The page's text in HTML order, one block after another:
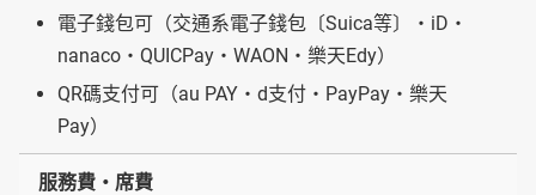
電子錢包可（交通系電子錢包〔Suica等〕・iD・
nanaco・QUICPay・WAON・樂天Edy）
QR碼支付可（au PAY・d支付・PayPay・樂天
Pay）
服務費・席費